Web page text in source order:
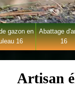
gazon en
16
Abattage
16
Artisan